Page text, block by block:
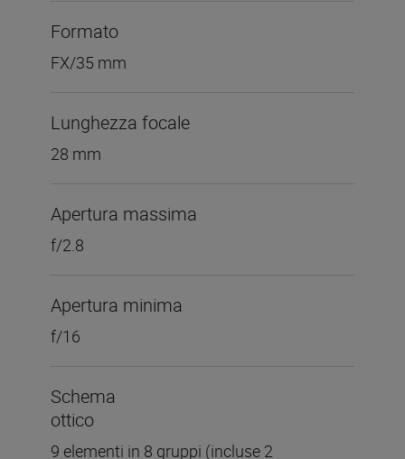
Formato
FX/35 mm
Lunghezza focale
28 mm
Apertura massima
f/2.8
Apertura minima
f/16
Schema
ottico
9 elementi in 8 gruppi (incluse 2